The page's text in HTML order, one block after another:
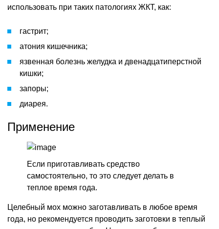
использовать при таких патологиях ЖКТ, как:
гастрит;
атония кишечника;
язвенная болезнь желудка и двенадцатиперстной
кишки;
запоры;
диарея.
Применение
Если приготавливать средство
самостоятельно, то это следует делать в
теплое время года.
Целебный мох можно заготавливать в любое время
года, но рекомендуется проводить заготовки в теплый